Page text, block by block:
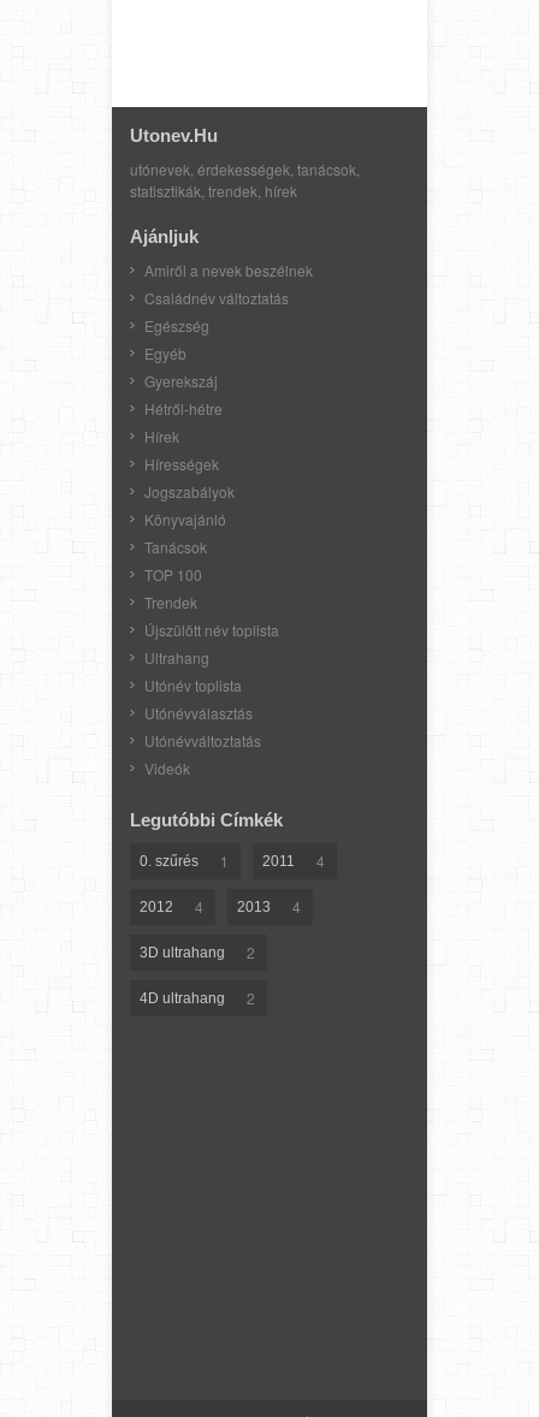
Utonev.hu
utónevek, érdekességek, tanácsok,
statisztikák, trendek, hírek
Ajánljuk
Amiről a nevek beszélnek
Családnév változtatás
Egészség
Egyéb
Gyerekszáj
Hétről-hétre
Hírek
Hírességek
Jogszabályok
Könyvajánló
Tanácsok
TOP 100
Trendek
Újszülött név toplista
Ultrahang
Utónév toplista
Utónévválasztás
Utónévváltoztatás
Videók
Legutóbbi Címkék
0. szűrés 1 2011 4
2012 4 2013 4
3D ultrahang 2
4D ultrahang 2